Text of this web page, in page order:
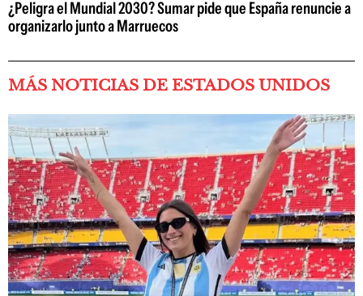
¿Peligra el Mundial 2030? Sumar pide que España renuncie a
organizarlo junto a Marruecos
MÁS NOTICIAS DE ESTADOS UNIDOS